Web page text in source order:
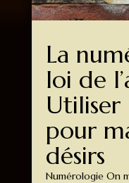
La
loi de
Utiliser
pour
désirs
Numérologie On